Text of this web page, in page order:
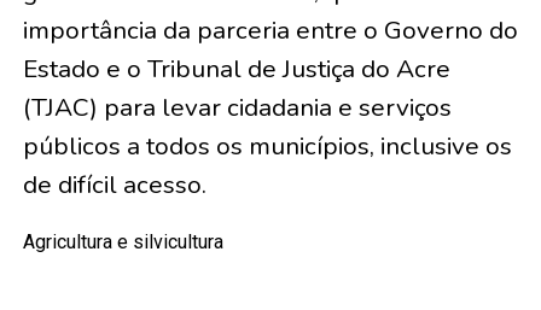
importância da parceria entre o Governo do
Estado e o Tribunal de Justiça do Acre
(TJAC) para levar cidadania e serviços
públicos a todos os municípios, inclusive os
de difícil acesso.
Agricultura e silvicultura